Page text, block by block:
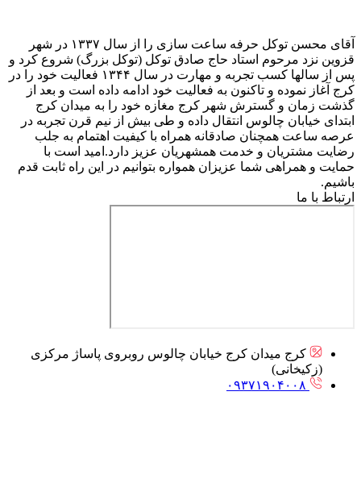
آقای محسن توکل حرفه ساعت سازی را از سال ۱۳۳۷ در شهر
قزوین نزد مرحوم استاد حاج صادق توکل (توکل بزرگ) شروع کرد و
پس از سالها کسب تجربه و مهارت در سال ۱۳۴۴ فعالیت خود را در
کرج آغاز نموده و تاکنون به فعالیت خود ادامه داده است و بعد از
گذشت زمان و گسترش شهر کرج مغازه خود را به میدان کرج
ابتدای خیابان چالوس انتقال داده و طی بیش از نیم قرن تجربه در
عرصه ساعت همچنان صادقانه همراه با کیفیت اهتمام به جلب
رضایت مشتریان و خدمت همشهریان عزیز دارد.امید است با
حمایت و همراهی شما عزیزان همواره بتوانیم در این راه ثابت قدم
باشیم.
ارتباط با ما
کرج میدان کرج خیابان چالوس روبروی پاساژ مرکزی
(زکیخانی)
۰۹۳۷۱۹۰۴۰۰۸